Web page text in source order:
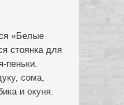
«Белые
стоянка для
пеньки.
сома,
и окуня.